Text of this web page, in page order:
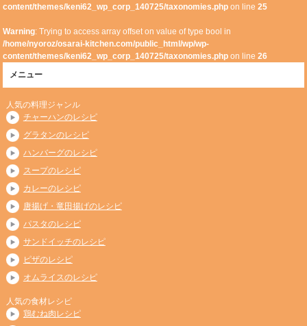
content/themes/keni62_wp_corp_140725/taxonomies.php on line25
Warning: Trying to access array offset on value of type bool in
/home/nyoroz/osarai-kitchen.com/public_html/wp/wp-
content/themes/keni62_wp_corp_140725/taxonomies.php on line26
メニュー
人気の料理ジャンル
チャーハンのレシピ
グラタンのレシピ
ハンバーグのレシピ
スープのレシピ
カレーのレシピ
唐揚げ・竜田揚げのレシピ
パスタのレシピ
サンドイッチのレシピ
ピザのレシピ
オムライスのレシピ
人気の食材レシピ
鶏むね肉レシピ